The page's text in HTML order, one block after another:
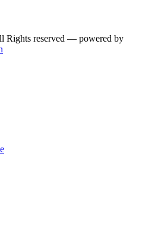
Rights reserved — powered by